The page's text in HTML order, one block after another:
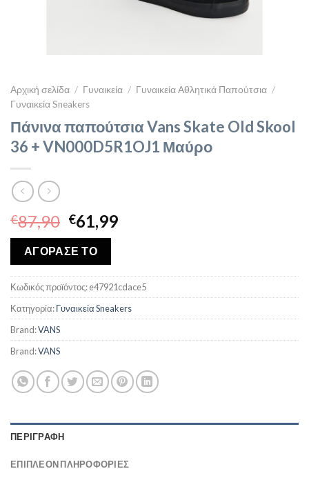
Αρχική σελίδα / Γυναικεία / Γυναικεία Αθλητικά Παπούτσια /
Γυναικεία Sneakers
Πάνινα παπούτσια Vans Skate Old Skool
36 + VN000D5R1OJ1 Μαύρο
€87,90 Original
price
was:
€87,90.
€61,99Η
€61,99.
ΑΓΟΡΑΣΕ ΤΟ
Κωδικός προϊόντος:e47921cdace5
Κατηγορία:Γυναικεία Sneakers
Brand:VANS
Brand:VANS
ΠΕΡΙΓΡΑΦΉ
ΕΠΙΠΛΈΟΝ ΠΛΗΡΟΦΟΡΊΕΣ